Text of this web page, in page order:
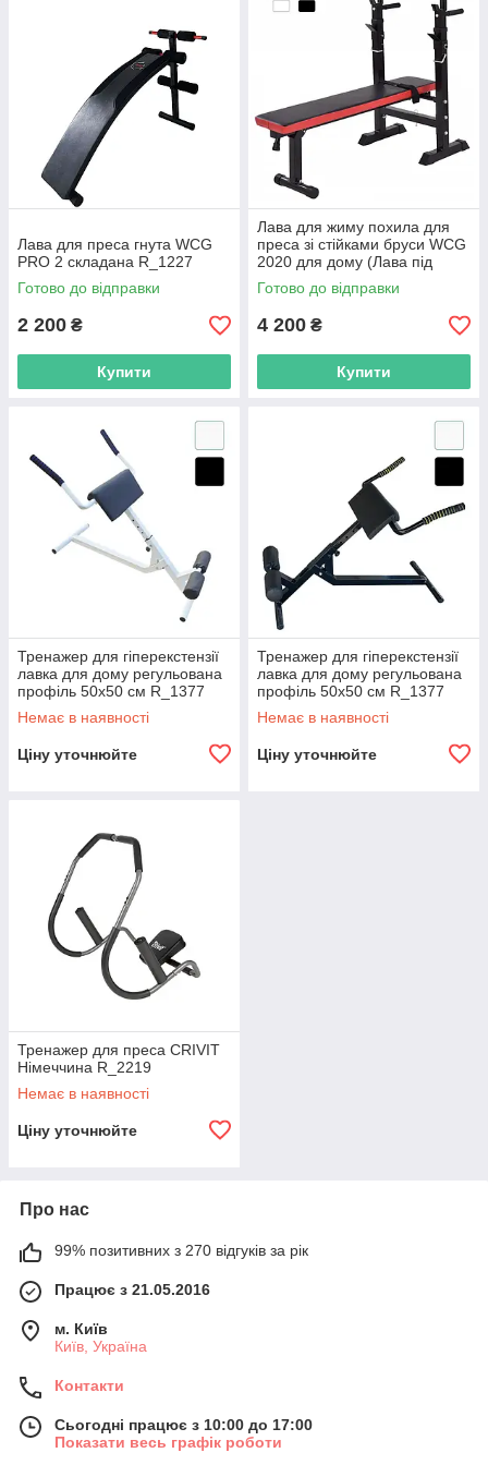
Лава для преса гнута WCG
PRO 2 складана R_1227
Готово до відправки
2 200 ₴
Купити
Лава для жиму похила для
преса зі стійками бруси WCG
2020 для дому (Лава під
штангу складна) R_5748
Чорний
Готово до відправки
4 200 ₴
Купити
Тренажер для гіперекстензії
лавка для дому регульована
профіль 50х50 см R_1377
Білий
Немає в наявності
Ціну уточнюйте
Тренажер для гіперекстензії
лавка для дому регульована
профіль 50х50 см R_1377
Немає в наявності
Ціну уточнюйте
Тренажер для преса CRIVIT
Німеччина R_2219
Немає в наявності
Ціну уточнюйте
Про нас
99% позитивних з 270 відгуків за рік
Працює з 21.05.2016
м. Київ
Київ, Україна
Контакти
Сьогодні працює з 10:00 до 17:00
Показати весь графік роботи